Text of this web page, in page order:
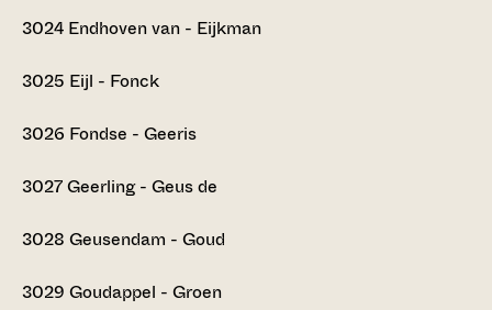
3024 Endhoven van - Eijkman
3025 Eijl - Fonck
3026 Fondse - Geeris
3027Geerling - Geus de
3028 Geusendam - Goud
3029 Goudappel - Groen